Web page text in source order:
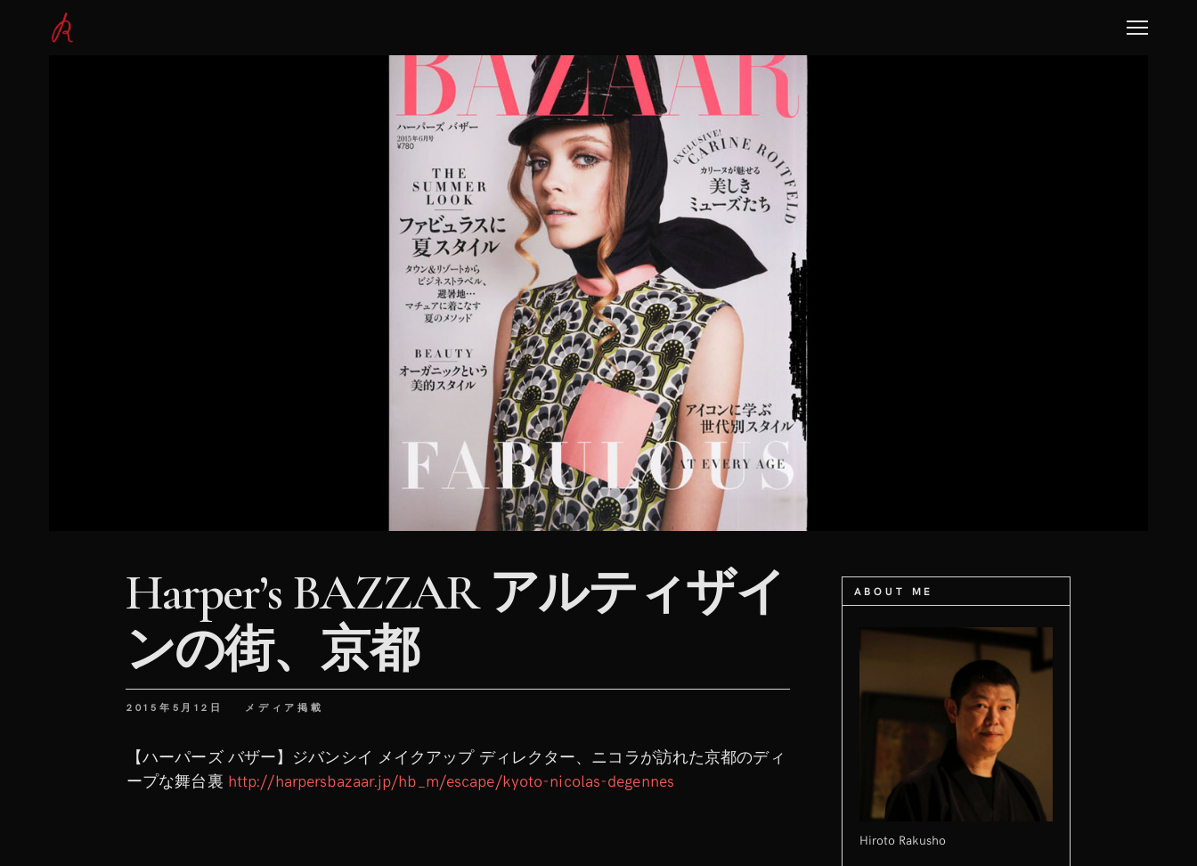
Harper’s BAZZAR アルティザイ
ンの街、京都
2015年5月12日 メディア掲載
【ハーパーズ バザー】ジバンシイ メイクアップ ディレクター、ニコラが訪れた京都のディ
ープな舞台裏 http://harpersbazaar.jp/hb_m/escape/kyoto-nicolas-degennes
ABOUT ME
Hiroto Rakusho